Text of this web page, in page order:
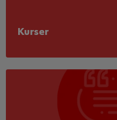
Kurser